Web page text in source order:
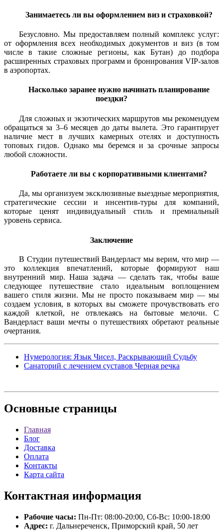
Занимаетесь ли вы оформлением виз и страховкой?
Безусловно. Мы предоставляем полный комплекс услуг:
от оформления всех необходимых документов и виз (в том
числе в такие сложные регионы, как Бутан) до подбора
расширенных страховых программ и бронирования VIP-залов
в аэропортах.
Насколько заранее нужно начинать планирование
поездки?
Для сложных и экзотических маршрутов мы рекомендуем
обращаться за 3–6 месяцев до даты вылета. Это гарантирует
наличие мест в лучших камерных отелях и доступность
топовых гидов. Однако мы беремся и за срочные запросы
любой сложности.
Работаете ли вы с корпоративными клиентами?
Да, мы организуем эксклюзивные выездные мероприятия,
стратегические сессии и инсентив-туры для компаний,
которые ценят индивидуальный стиль и премиальный
уровень сервиса.
Заключение
В Студии путешествий Вандерласт мы верим, что мир —
это коллекция впечатлений, которые формируют наш
внутренний мир. Наша задача — сделать так, чтобы ваше
следующее путешествие стало идеальным воплощением
вашего стиля жизни. Мы не просто показываем мир — мы
создаем условия, в которых вы сможете прочувствовать его
каждой клеткой, не отвлекаясь на бытовые мелочи. С
Вандерласт ваши мечты о путешествиях обретают реальные
очертания.
Нумерология: Язык Чисел, Раскрывающий Судьбу
Санаторий с лечением суставов Черная речка
Основные страницы
Главная
Блог
Доставка
Оплата
Контакты
Карта сайта
Контактная информация
Рабочие часы: Пн-Пт: 08:00-20:00, Сб-Вс: 10:00-18:00
Адрес: г. Дальнереченск, Приморский край, 50 лет